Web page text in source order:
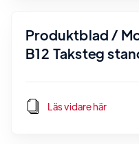
Produktblad /
B12 Taksteg
Läs vidare här